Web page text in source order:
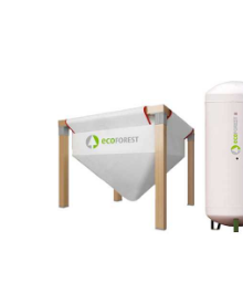
Conduit de fumées